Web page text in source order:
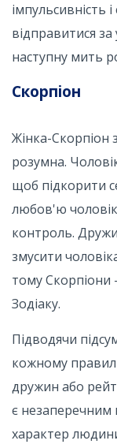
імпульсивність
відправитися
наступну мить
Скорпіон
Жінка-Скорпіон
розумна.
щоб підкорити
любов'ю
контроль.
змусити
тому Скорпіони
Зодіаку.
Підводячи
кожному
дружин або
є
характер